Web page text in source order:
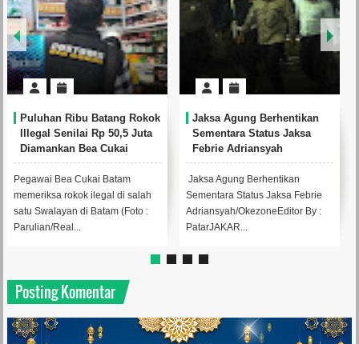
Ribu Batang Rokok
Rp 50,5 Juta
Bea Cukai
Cukai Batam
rokok ilegal di salah
di Batam (Foto :
Jaksa Agung Berhentikan
Sementara Status Jaksa
Febrie Adriansyah
Jaksa Agung Berhentikan
Sementara Status Jaksa Febrie
Adriansyah/OkezoneEditor By :
PatarJAKAR...
DJBC
Bongkar
Pelaku
Cukai
kasus
Posting Komentar